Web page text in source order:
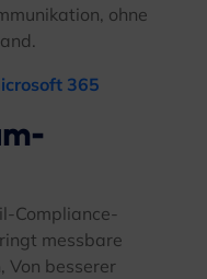
ohne
365
Compliance-
messbare
Von besserer